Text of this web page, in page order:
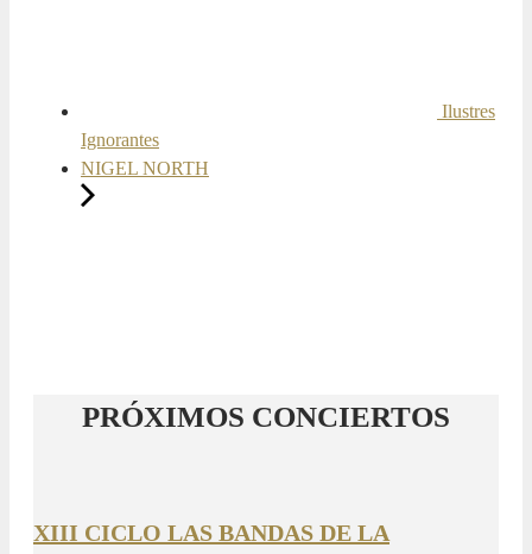
Ilustres
Ignorantes
NIGEL NORTH
PRÓXIMOS CONCIERTOS
XIII CICLO LAS BANDAS DE LA